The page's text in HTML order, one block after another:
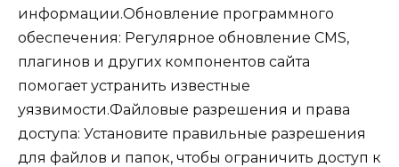
информации.Обновление программного
обеспечения: Регулярное обновление CMS,
плагинов и других компонентов сайта
помогает устранить известные
уязвимости.Файловые разрешения и права
доступа: Установите правильные разрешения
для файлов и папок, чтобы ограничить доступ к